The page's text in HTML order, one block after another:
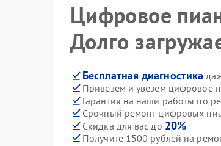
Цифровое
Долго
Бесплатная диагностика
Привезем и увезем цифровое
Гарантия на наши работы по
Срочный ремонт цифровых
Скидка для вас до 20%
Получите 1500 рублей на